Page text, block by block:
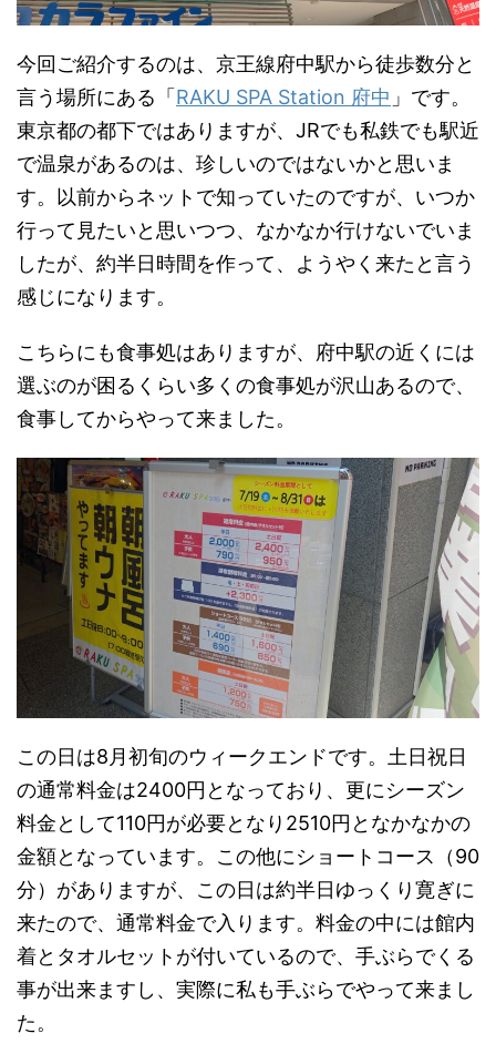
今回ご紹介するのは、京王線府中駅から徒歩数分と
言う場所にある「 RAKU SPA Station 府中 」です。
東京都の都下ではありますが、JRでも私鉄でも駅近
で温泉があるのは、珍しいのではないかと思いま
す。以前からネットで知っていたのですが、いつか
行って見たいと思いつつ、なかなか行けないでいま
したが、約半日時間を作って、ようやく来たと言う
感じになります。
こちらにも食事処はありますが、府中駅の近くには
選ぶのが困るくらい多くの食事処が沢山あるので、
食事してからやって来ました。
この日は8月初旬のウィークエンドです。土日祝日
の通常料金は2400円となっており、更にシーズン
料金として110円が必要となり2510円となかなかの
金額となっています。この他にショートコース（90
分）がありますが、この日は約半日ゆっくり寛ぎに
来たので、通常料金で入ります。料金の中には館内
着とタオルセットが付いているので、手ぶらでくる
事が出来ますし、実際に私も手ぶらでやって来まし
た。